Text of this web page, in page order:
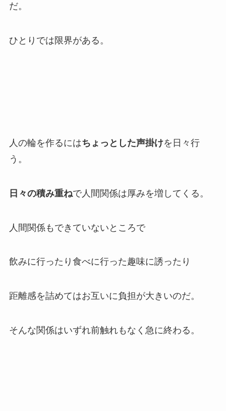
だ。
ひとりでは限界がある。
人の輪を作るにはちょっとした声掛けを日々行
う。
日々の積み重ねで人間関係は厚みを増してくる。
人間関係もできていないところで
飲みに行ったり食べに行った趣味に誘ったり
距離感を詰めてはお互いに負担が大きいのだ。
そんな関係はいずれ前触れもなく急に終わる。